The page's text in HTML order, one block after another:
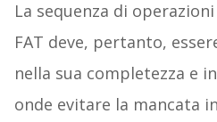
La sequenza di
FAT deve, pertanto,
nella sua completezza e
onde evitare la mancata